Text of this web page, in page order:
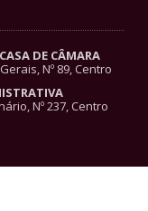
DE CÂMARA
Nº 89, Centro
Nº 237, Centro